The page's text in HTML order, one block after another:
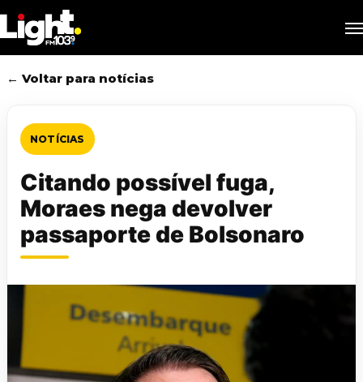
to
main
content
← Voltar para notícias
NOTÍCIAS
Citando possível fuga,
Moraes nega devolver
passaporte de Bolsonaro